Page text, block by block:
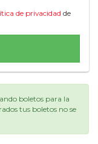
de privacidad de
boletos para la
tus boletos no se